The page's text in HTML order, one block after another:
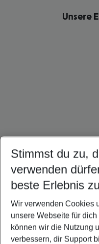
Unsere
Finnland Urlaub
Quicklinks
Stimmst du zu,
verwenden
beste Erlebnis
Wir verwenden Cookies
unsere Webseite für
können wir die Nutzung
verbessern, dir Support